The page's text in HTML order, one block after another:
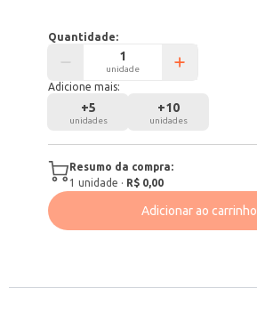
Quantidade:
unidade
Adicione mais:
+5
unidades
+10
unidades
Resumo da compra:
1 unidade · R$ 0,00
Adicionar ao carrinho